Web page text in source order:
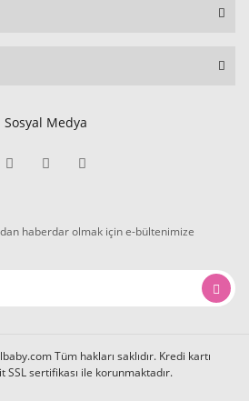
Sosyal Medya
haberdar olmak için e-bültenimize
Tüm hakları saklıdır. Kredi kartı
SSL sertifikası ile korunmaktadır.